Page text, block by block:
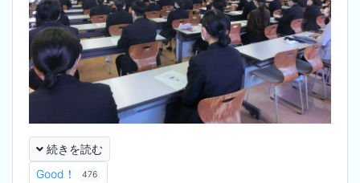
続きを読む
Good！
476